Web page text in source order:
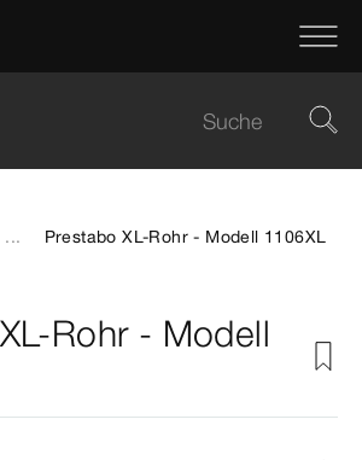
... Prestabo XL-Rohr - Modell 1106XL
Rohr - Modell